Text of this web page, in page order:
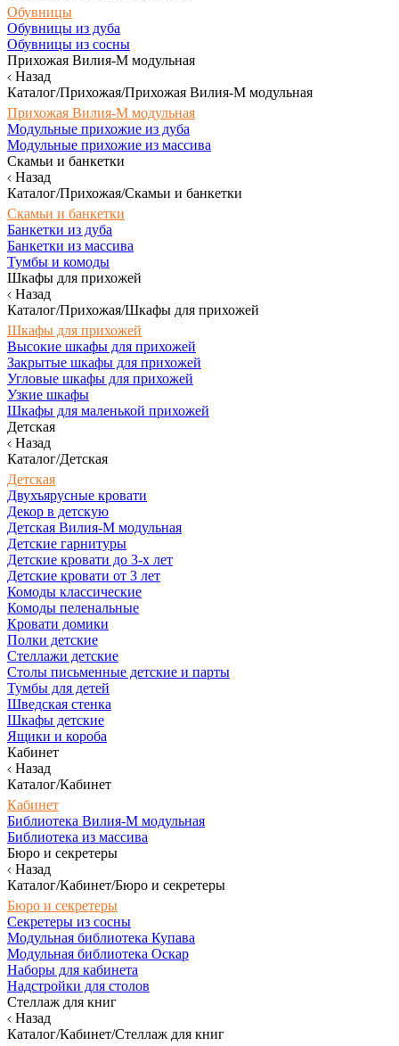
Обувницы
Обувницы из дуба
Обувницы из сосны
Прихожая Вилия-М модульная
Назад
Каталог/Прихожая/Прихожая Вилия-М модульная
Прихожая Вилия-М модульная
Модульные прихожие из дуба
Модульные прихожие из массива
Скамьи и банкетки
Назад
Каталог/Прихожая/Скамьи и банкетки
Скамьи и банкетки
Банкетки из дуба
Банкетки из массива
Тумбы и комоды
Шкафы для прихожей
Назад
Каталог/Прихожая/Шкафы для прихожей
Шкафы для прихожей
Высокие шкафы для прихожей
Закрытые шкафы для прихожей
Угловые шкафы для прихожей
Узкие шкафы
Шкафы для маленькой прихожей
Детская
Назад
Каталог/Детская
Детская
Двухъярусные кровати
Декор в детскую
Детская Вилия-М модульная
Детские гарнитуры
Детские кровати до 3-х лет
Детские кровати от 3 лет
Комоды классические
Комоды пеленальные
Кровати домики
Полки детские
Стеллажи детские
Столы письменные детские и парты
Тумбы для детей
Шведская стенка
Шкафы детские
Ящики и короба
Кабинет
Назад
Каталог/Кабинет
Кабинет
Библиотека Вилия-М модульная
Библиотека из массива
Бюро и секретеры
Назад
Каталог/Кабинет/Бюро и секретеры
Бюро и секретеры
Секретеры из сосны
Модульная библиотека Купава
Модульная библиотека Оскар
Наборы для кабинета
Надстройки для столов
Стеллаж для книг
Назад
Каталог/Кабинет/Стеллаж для книг